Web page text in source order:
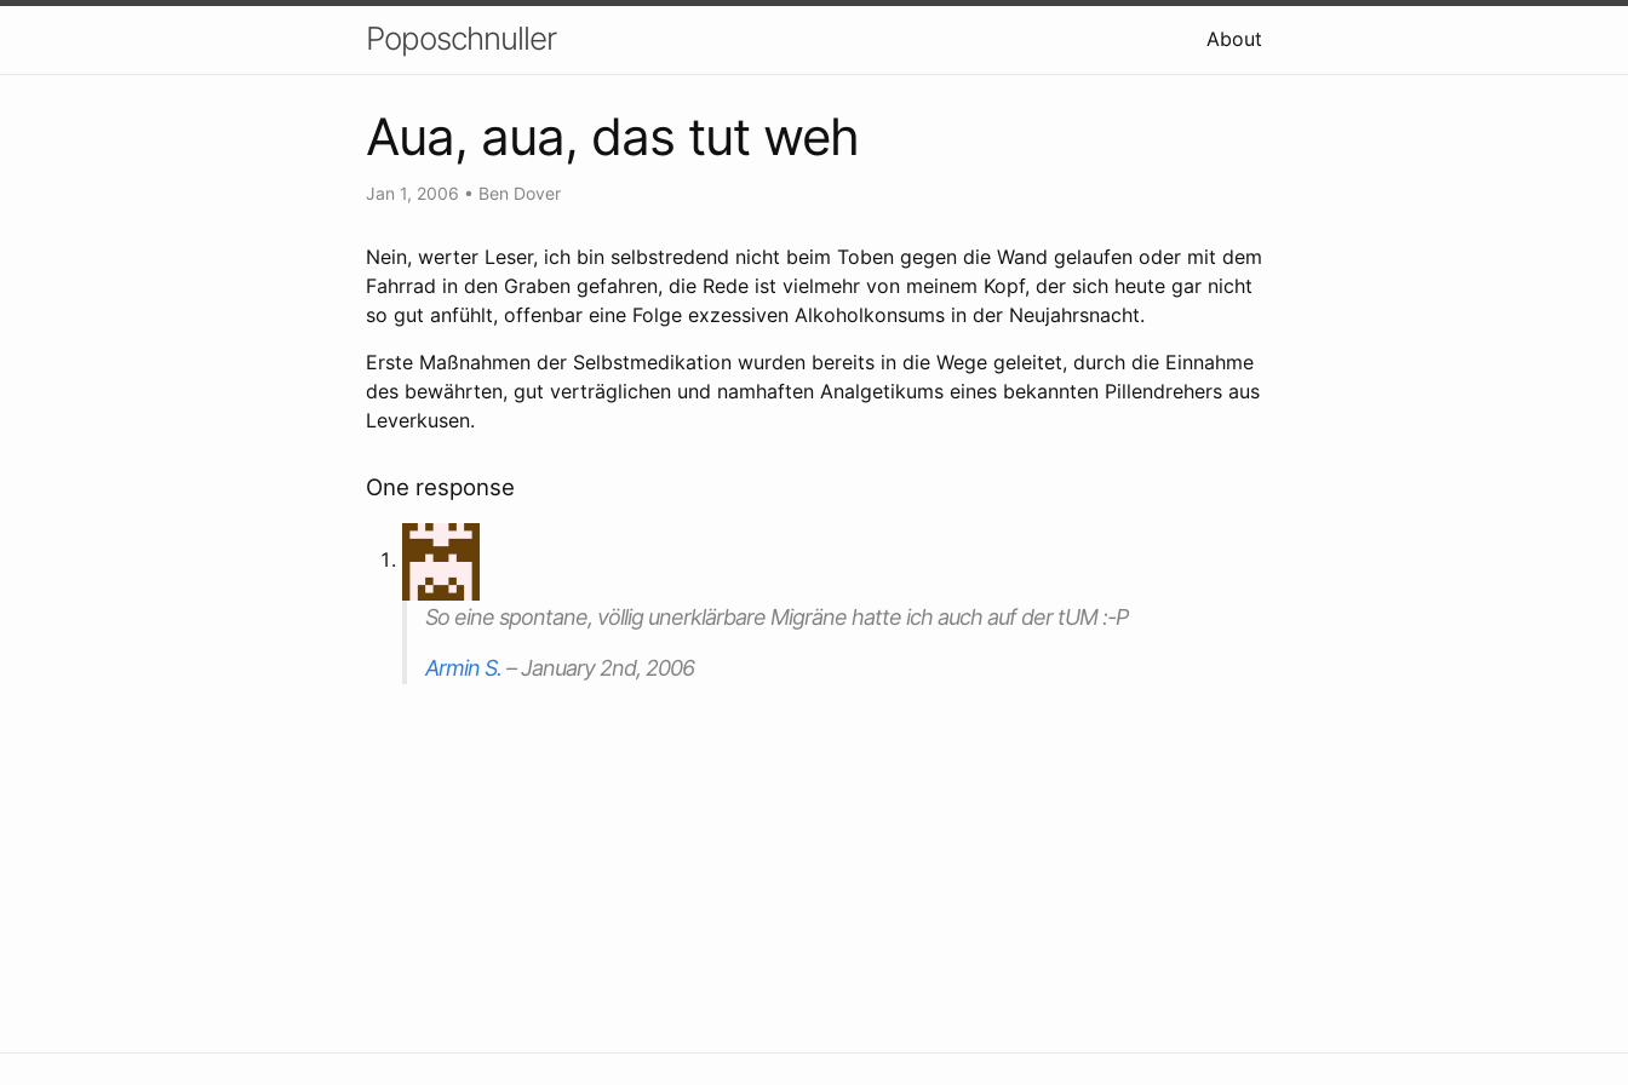
Poposchnuller About
Aua, aua, das tut weh
Jan 1, 2006 • Ben Dover
Nein, werter Leser, ich bin selbstredend nicht beim Toben gegen die Wand gelaufen oder mit dem
Fahrrad in den Graben gefahren, die Rede ist vielmehr von meinem Kopf, der sich heute gar nicht
so gut anfühlt, offenbar eine Folge exzessiven Alkoholkonsums in der Neujahrsnacht.
Erste Maßnahmen der Selbstmedikation wurden bereits in die Wege geleitet, durch die Einnahme
des bewährten, gut verträglichen und namhaften Analgetikums eines bekannten Pillendrehers aus
Leverkusen.
One response
So eine spontane, völlig unerklärbare Migräne hatte ich auch auf der tUM :-P
Armin S. –January 2nd, 2006